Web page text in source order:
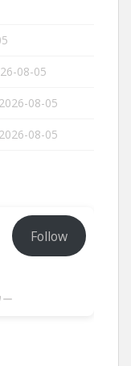
08-05
2026-08-05
2026-08-05
Follow